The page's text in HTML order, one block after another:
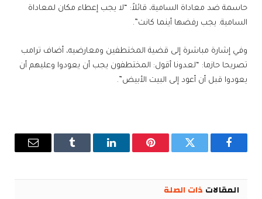
حاسمة ضد معاداة السامية، قائلاً: “لا يجب إعطاء مكان لمعاداة
السامية. يجب رفضها أينما كانت”.
وفي إشارة مباشرة إلى قضية المختطفين ومعارضيه، أضاف ترامب
تصريحا حازما: “لعدونا أقول: المختطفون يجب أن يعودوا وعليهم أن
يعودوا قبل أن أعود إلى البيت الأبيض”.
فيسبوك تويتر بينتيريستلينكدإن Tumblr
البريد
المقالات ذات الصلة